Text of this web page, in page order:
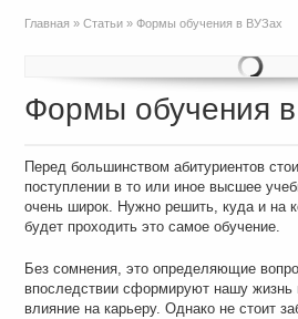
Главная » Статьи » Формы обучения в ВУЗах
Формы обучения
Перед большинством абитуриентов
поступлении в то или иное высшее
очень широк. Нужно решить, куда и на
будет проходить это самое обучение.
Без сомнения, это определяющие
впоследствии сформируют нашу жизнь
влияние на карьеру. Однако не стоит